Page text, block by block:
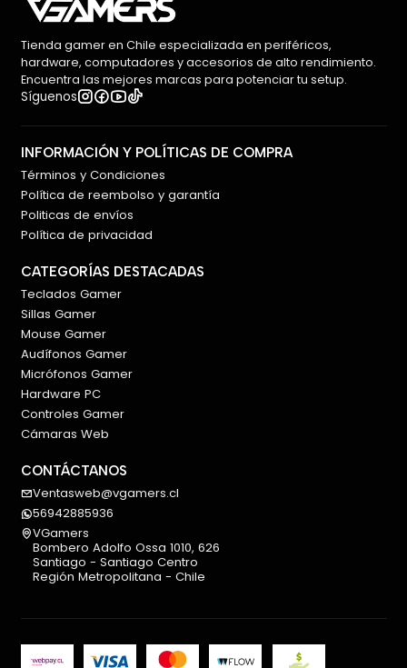
Tienda gamer en Chile especializada en periféricos,
hardware, computadores y accesorios de alto rendimiento.
Encuentra las mejores marcas para potenciar tu setup.
Síguenos
INFORMACIÓN Y POLÍTICAS DE COMPRA
Términos y Condiciones
Política de reembolso y garantía
Politicas de envíos
Política de privacidad
CATEGORÍAS DESTACADAS
Teclados Gamer
Sillas Gamer
Mouse Gamer
Audífonos Gamer
Micrófonos Gamer
Hardware PC
Controles Gamer
Cámaras Web
CONTÁCTANOS
Ventasweb@vgamers.cl
56942885936
VGamers
Bombero Adolfo Ossa 1010, 626
Santiago - Santiago Centro
Región Metropolitana - Chile